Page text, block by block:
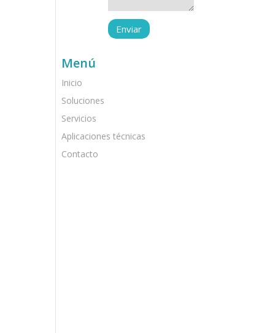
Menú
Inicio
Soluciones
Servicios
Aplicaciones técnicas
Contacto